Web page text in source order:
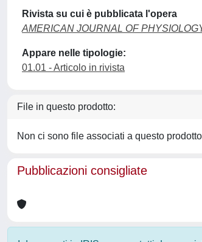
Rivista su cui è pubblicata l'opera
AMERICAN JOURNAL OF
Appare nelle tipologie:
01.01 - Articolo in rivista
File in questo prodotto:
Non ci sono file associati a questo
Pubblicazioni consigliate